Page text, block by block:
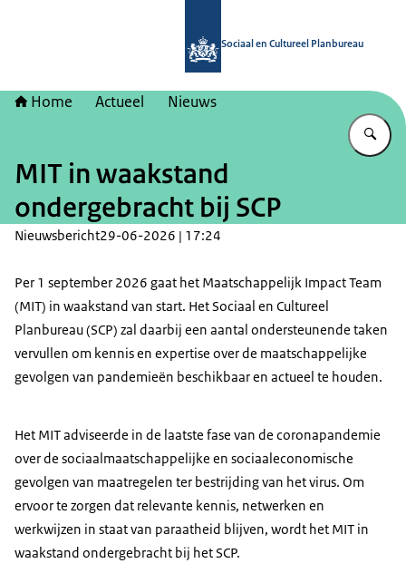
Sociaal en Cultureel Planbureau
Home Actueel Nieuws
MIT in waakstand
ondergebracht bij SCP
Nieuwsbericht29-06-2026 | 17:24
Per 1 september 2026 gaat het Maatschappelijk Impact Team
(MIT) in waakstand van start. Het Sociaal en Cultureel
Planbureau (SCP) zal daarbij een aantal ondersteunende taken
vervullen om kennis en expertise over de maatschappelijke
gevolgen van pandemieën beschikbaar en actueel te houden.
Het MIT adviseerde in de laatste fase van de coronapandemie
over de sociaalmaatschappelijke en sociaaleconomische
gevolgen van maatregelen ter bestrijding van het virus. Om
ervoor te zorgen dat relevante kennis, netwerken en
werkwijzen in staat van paraatheid blijven, wordt het MIT in
waakstand ondergebracht bij het SCP.